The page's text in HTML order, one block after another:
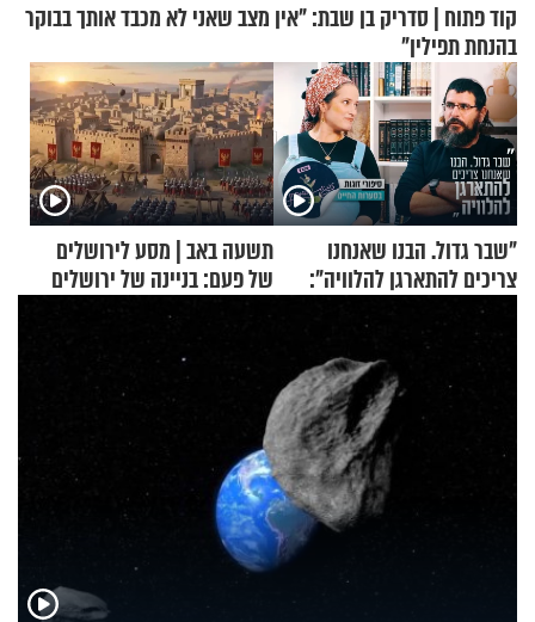
קוד פתוח | סדריק בן שבת: "אין מצב שאני לא מכבד אותך בבוקר
בהנחת תפילין"
"שבר גדול. הבנו שאנחנו
צריכים להתארגן להלוויה":
זוגיות במבחן, הפעם עם מרים
וגד דנינו
תשעה באב | מסע לירושלים
של פעם: בניינה של ירושלים